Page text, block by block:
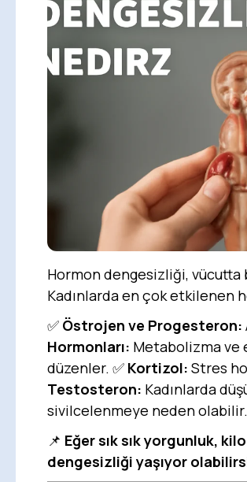
Hormon dengesizliği, vücutta
Kadınlarda en çok etkilenen
✅ Östrojen ve Progesteron:
Hormonları: Metabolizma ve
düzenler. ✅ Kortizol: Stres
Testosteron: Kadınlarda
sivilcelenmeye neden olabilir.
📌 Eğer sık sık yorgunluk,
dengesizliği yaşıyor